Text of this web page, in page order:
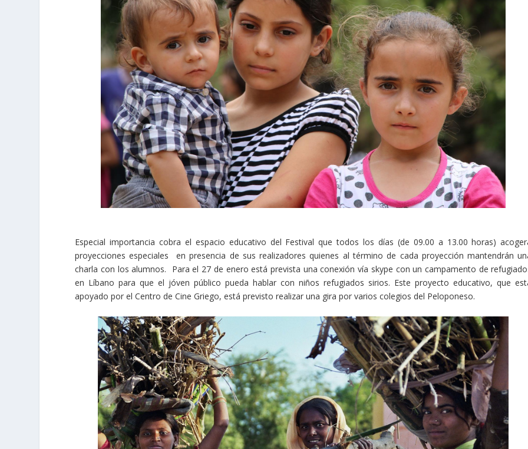
Especial importancia cobra el espacio educativo del Festival que todos los días (de 09.00 a 13.00 horas)
proyecciones especiales en presencia de sus realizadores quienes al término de cada proyección mantendrán
charla con los alumnos. Para el 27 de enero está prevista una conexión vía skype con un campamento de
en Líbano para que el jóven público pueda hablar con niños refugiados sirios. Este proyecto educativo, que
apoyado por el Centro de Cine Griego, está previsto realizar una gira por varios colegios del Peloponeso.